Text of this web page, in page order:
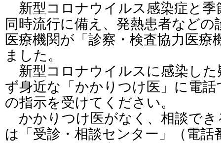
新型コロナウイルス感染症と季
同時流行に備え、発熱患者など
医療機関が「診察・検査協力医療
ました。
新型コロナウイルスに感染した
ず身近な「かかりつけ医」に電
の指示を受けてください。
かかりつけ医がなく、相談でき
は「受診・相談センター」（電話